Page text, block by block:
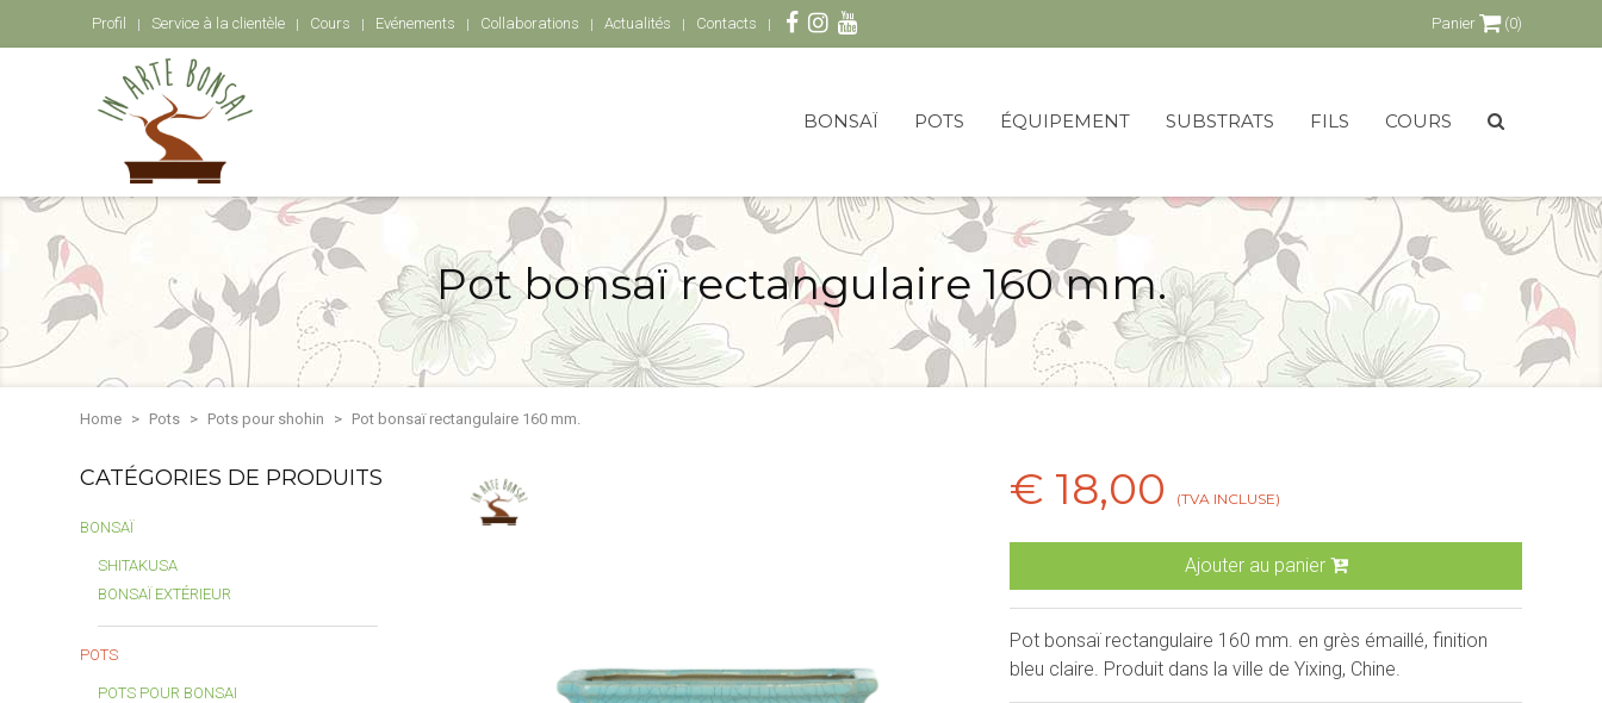
Profil Service à la clientèle Cours Evénements Collaborations Actualités Contacts Panier (0)
BONSAÏ POTS ÉQUIPEMENT SUBSTRATS FILS COURS
Pot bonsaï rectangulaire 160 mm.
Home Pots Pots pour shohin Pot bonsaï rectangulaire 160 mm.
CATÉGORIES DE PRODUITS
BONSAÏ
SHITAKUSA
BONSAÏ EXTÉRIEUR
POTS
POTS POUR BONSAI
€ 18,00 (TVA INCLUSE)
Ajouter au panier
Pot bonsaï rectangulaire 160 mm. en grès émaillé, finition
bleu claire. Produit dans la ville de Yixing, Chine.